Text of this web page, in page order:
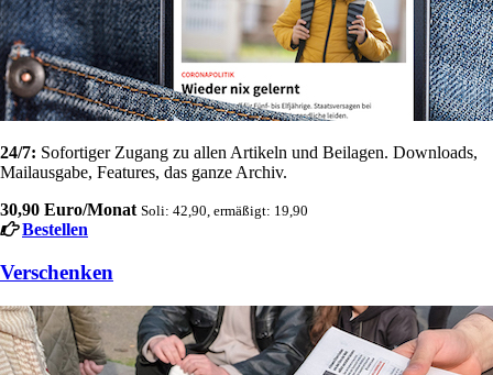
24/7: Sofortiger Zugang zu allen Artikeln und Beilagen. Downloads,
Mailausgabe, Features, das ganze Archiv.
30,90 Euro/Monat Soli: 42,90, ermäßigt: 19,90
Bestellen
Verschenken